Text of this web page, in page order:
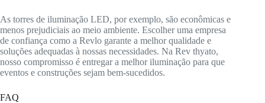
As torres de iluminação LED, por exemplo, são econômicas e
menos prejudiciais ao meio ambiente. Escolher uma empresa
de confiança como a Revlo garante a melhor qualidade e
soluções adequadas à nossas necessidades. Na Rev thyato,
nosso compromisso é entregar a melhor iluminação para que
eventos e construções sejam bem-sucedidos.
FAQ